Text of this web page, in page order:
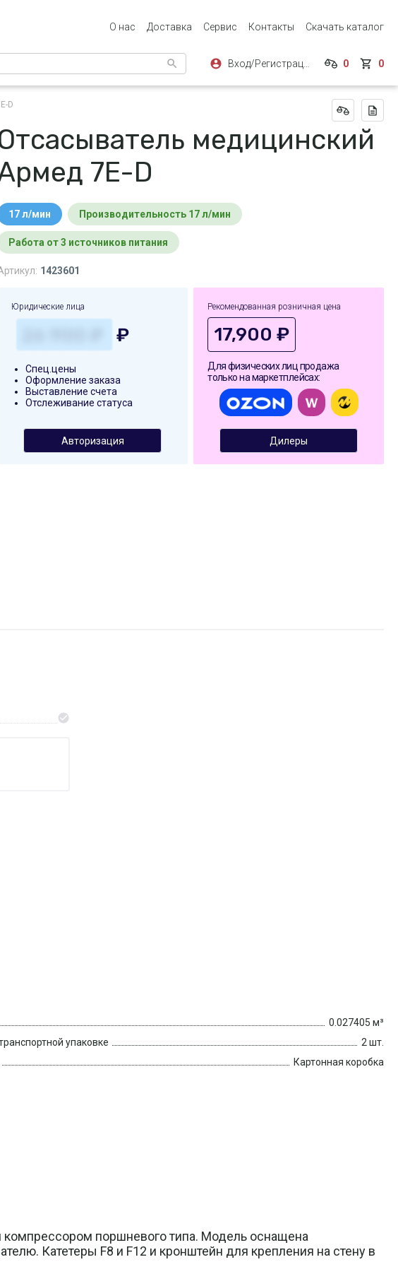
О нас Доставка Сервис Контакты Скачать каталог
0 0
D
медицинский
7E-D
17 л/мин производительность 17 л/мин
работа от 3 источников питания
1423601
Юридические лица
₽
Спец.цены
Оформление заказа
Выставление счета
Отслеживание статуса
Авторизация
Рекомендованная розничная цена
17,900 ₽
Для физических лиц продажа
только на маркетплейсах:
Дилеры
0.027405 м³
упаковке
2 шт.
Картонная коробка
поршневого типа. Модель оснащена
Катетеры F8 и F12 и кронштейн для крепления на стену в